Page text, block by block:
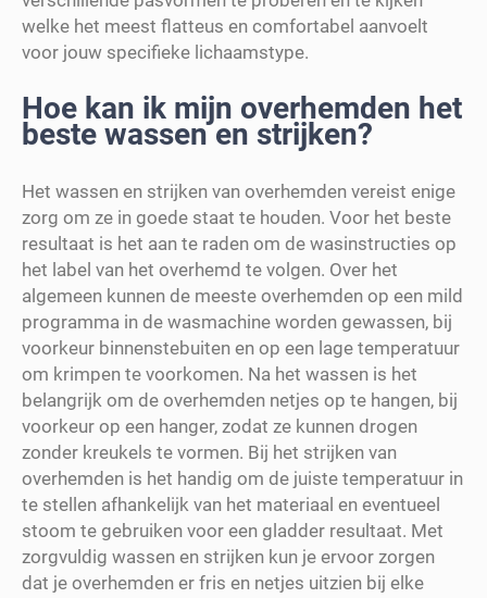
welke het meest flatteus en comfortabel aanvoelt
voor jouw specifieke lichaamstype.
Hoe kan ik mijn overhemden het
beste wassen en strijken?
Het wassen en strijken van overhemden vereist enige
zorg om ze in goede staat te houden. Voor het beste
resultaat is het aan te raden om de wasinstructies op
het label van het overhemd te volgen. Over het
algemeen kunnen de meeste overhemden op een mild
programma in de wasmachine worden gewassen, bij
voorkeur binnenstebuiten en op een lage temperatuur
om krimpen te voorkomen. Na het wassen is het
belangrijk om de overhemden netjes op te hangen, bij
voorkeur op een hanger, zodat ze kunnen drogen
zonder kreukels te vormen. Bij het strijken van
overhemden is het handig om de juiste temperatuur in
te stellen afhankelijk van het materiaal en eventueel
stoom te gebruiken voor een gladder resultaat. Met
zorgvuldig wassen en strijken kun je ervoor zorgen
dat je overhemden er fris en netjes uitzien bij elke